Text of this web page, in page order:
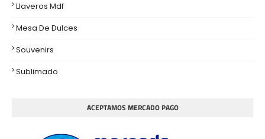
Llaveros Mdf
Mesa De Dulces
Souvenirs
Sublimado
ACEPTAMOS MERCADO PAGO